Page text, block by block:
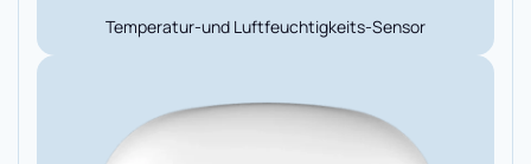
Temperatur-und Luftfeuchtigkeits-Sensor